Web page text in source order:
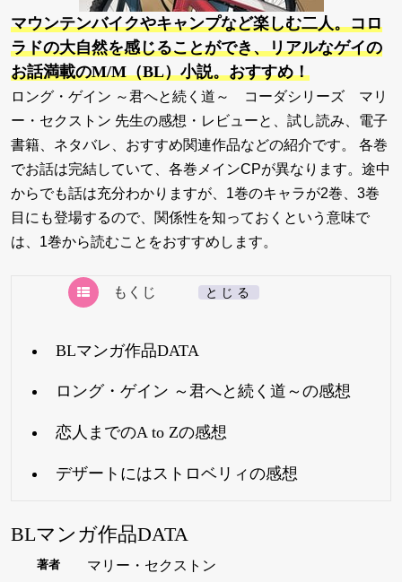
マウンテンバイクやキャンプなど楽しむ二人。コロ
ラドの大自然を感じることができ、リアルなゲイの
お話満載のM/M（BL）小説。おすすめ！
ロング・ゲイン ～君へと続く道～ コーダシリーズ マリ
ー・セクストン 先生の感想・レビューと、試し読み、電子
書籍、ネタバレ、おすすめ関連作品などの紹介です。 各巻
でお話は完結していて、各巻メインCPが異なります。途中
からでも話は充分わかりますが、1巻のキャラが2巻、3巻
目にも登場するので、関係性を知っておくという意味で
は、1巻から読むことをおすすめします。
もくじ とじる
BLマンガ作品DATA
ロング・ゲイン ～君へと続く道～の感想
恋人までのA to Zの感想
デザートにはストロベリィの感想
BLマンガ作品DATA
著者 マリー・セクストン